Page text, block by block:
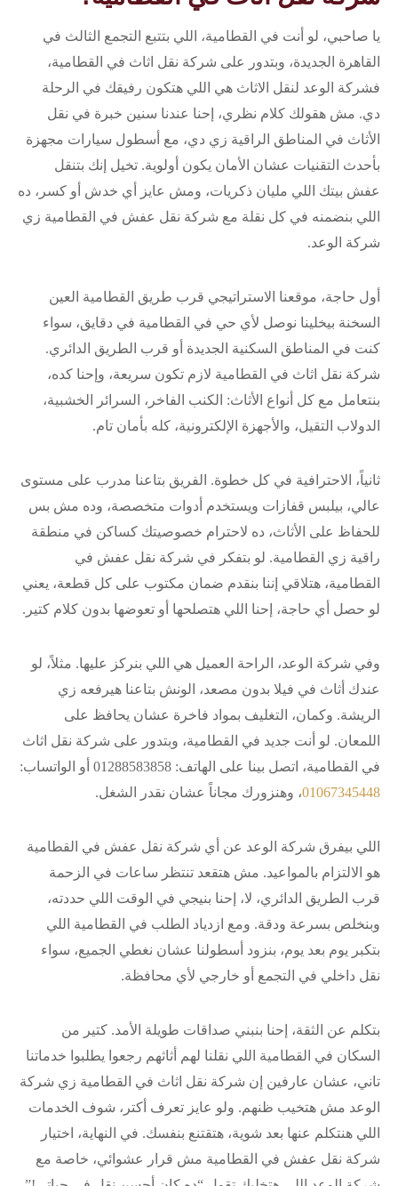
يا صاحبي، لو أنت في القطامية، اللي بتتبع التجمع الثالث في
القاهرة الجديدة، وبتدور على شركة نقل اثاث في القطامية،
فشركة الوعد لنقل الاثاث هي اللي هتكون رفيقك في الرحلة
دي. مش هقولك كلام نظري، إحنا عندنا سنين خبرة في نقل
الأثاث في المناطق الراقية زي دي، مع أسطول سيارات مجهزة
بأحدث التقنيات عشان الأمان يكون أولوية. تخيل إنك بتنقل
عفش بيتك اللي مليان ذكريات، ومش عايز أي خدش أو كسر، ده
اللي بنضمنه في كل نقلة مع شركة نقل عفش في القطامية زي
شركة الوعد.
أول حاجة، موقعنا الاستراتيجي قرب طريق القطامية العين
السخنة بيخلينا نوصل لأي حي في القطامية في دقايق، سواء
كنت في المناطق السكنية الجديدة أو قرب الطريق الدائري.
شركة نقل اثاث في القطامية لازم تكون سريعة، وإحنا كده،
بنتعامل مع كل أنواع الأثاث: الكنب الفاخر، السرائر الخشبية،
الدولاب التقيل، والأجهزة الإلكترونية، كله بأمان تام.
ثانياً، الاحترافية في كل خطوة. الفريق بتاعنا مدرب على مستوى
عالي، بيلبس قفازات ويستخدم أدوات متخصصة، وده مش بس
للحفاظ على الأثاث، ده لاحترام خصوصيتك كساكن في منطقة
راقية زي القطامية. لو بتفكر في شركة نقل عفش في
القطامية، هتلاقي إننا بنقدم ضمان مكتوب على كل قطعة، يعني
لو حصل أي حاجة، إحنا اللي هتصلحها أو تعوضها بدون كلام كتير.
وفي شركة الوعد، الراحة العميل هي اللي بنركز عليها. مثلاً، لو
عندك أثاث في فيلا بدون مصعد، الونش بتاعنا هيرفعه زي
الريشة. وكمان، التغليف بمواد فاخرة عشان يحافظ على
اللمعان. لو أنت جديد في القطامية، وبتدور على شركة نقل اثاث
في القطامية، اتصل بينا على الهاتف: 01288583858 أو الواتساب:
01067345448، وهنزورك مجاناً عشان نقدر الشغل.
اللي بيفرق شركة الوعد عن أي شركة نقل عفش في القطامية
هو الالتزام بالمواعيد. مش هتقعد تنتظر ساعات في الزحمة
قرب الطريق الدائري، لا، إحنا بنيجي في الوقت اللي حددته،
وبنخلص بسرعة ودقة. ومع ازدياد الطلب في القطامية اللي
بتكبر يوم بعد يوم، بنزود أسطولنا عشان نغطي الجميع، سواء
نقل داخلي في التجمع أو خارجي لأي محافظة.
بتكلم عن الثقة، إحنا بنبني صداقات طويلة الأمد. كتير من
السكان في القطامية اللي نقلنا لهم أثاثهم رجعوا يطلبوا خدماتنا
تاني، عشان عارفين إن شركة نقل اثاث في القطامية زي شركة
الوعد مش هتخيب ظنهم. ولو عايز تعرف أكتر، شوف الخدمات
اللي هنتكلم عنها بعد شوية، هتقتنع بنفسك. في النهاية، اختيار
شركة نقل عفش في القطامية مش قرار عشوائي، خاصة مع